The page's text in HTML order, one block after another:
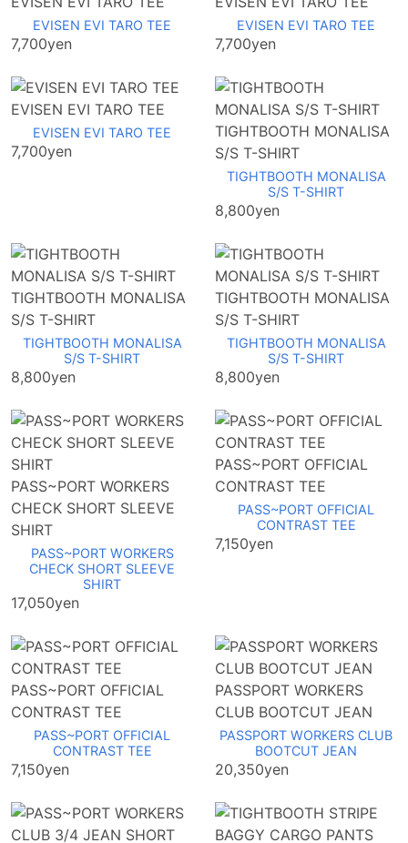
EVISEN EVI TARO TEE
7,700yen
EVISEN EVI TARO TEE
7,700yen
EVISEN EVI TARO TEE
EVISEN EVI TARO TEE
7,700yen
TIGHTBOOTH MONALISA
S/S T-SHIRT
TIGHTBOOTH MONALISA
S/S T-SHIRT
8,800yen
TIGHTBOOTH MONALISA
S/S T-SHIRT
TIGHTBOOTH MONALISA
S/S T-SHIRT
8,800yen
TIGHTBOOTH MONALISA
S/S T-SHIRT
TIGHTBOOTH MONALISA
S/S T-SHIRT
8,800yen
PASS~PORT WORKERS
CHECK SHORT SLEEVE
SHIRT
PASS~PORT WORKERS
CHECK SHORT SLEEVE
SHIRT
17,050yen
PASS~PORT OFFICIAL
CONTRAST TEE
PASS~PORT OFFICIAL
CONTRAST TEE
7,150yen
PASS~PORT OFFICIAL
CONTRAST TEE
PASS~PORT OFFICIAL
CONTRAST TEE
7,150yen
PASSPORT WORKERS
CLUB BOOTCUT JEAN
PASSPORT WORKERS CLUB
BOOTCUT JEAN
20,350yen